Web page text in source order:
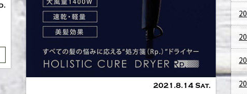
2021.8.14 Sat.